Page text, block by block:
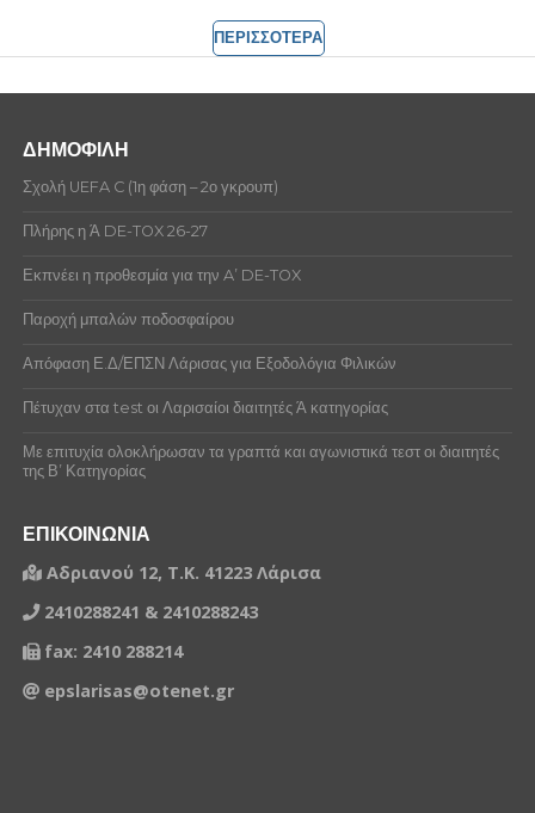
ΠΕΡΙΣΣΟΤΕΡΑ
ΔΗΜΟΦΙΛΗ
Σχολή UEFA C (1η φάση – 2ο γκρουπ)
Πλήρης η Ά DE-TOX 26-27
Εκπνέει η προθεσμία για την A’ DE-TOX
Παροχή μπαλών ποδοσφαίρου
Απόφαση Ε.Δ/ΕΠΣΝ Λάρισας για Εξοδολόγια Φιλικών
Πέτυχαν στα test οι Λαρισαίοι διαιτητές Ά κατηγορίας
Με επιτυχία ολοκλήρωσαν τα γραπτά και αγωνιστικά τεστ οι διαιτητές
της Β’ Κατηγορίας
ΕΠΙΚΟΙΝΩΝΙΑ
Αδριανού 12, Τ.Κ. 41223 Λάρισα
2410288241 & 2410288243
fax: 2410 288214
epslarisas@otenet.gr